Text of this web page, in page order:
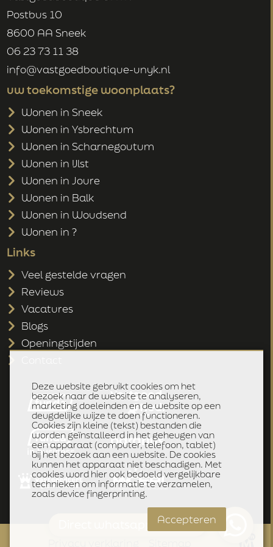
Postbus 10
8600 AA Sneek
06 23 73 11 38
info@vastgoedboutique-unyk.nl
uw toekomstige woonplaats?
Wonen in Sneek
Wonen in Ysbrechtum
Wonen in Scharnegoutum
Wonen in IJlst
Wonen in Joure
Wonen in Balk
Wonen in Woudsend
Wonen in ?
Links
Veel gestelde vragen
Reviews
Vacatures
Blogs
Openingstijden
Deze website gebruikt cookies om het
bezoek naar de website te analyseren,
marketing doeleinden en de website op een
deugdelijke wijze te doen functioneren.
Cookies zijn kleine (tekst) bestanden die
worden geïnstalleerd in het geheugen van
een apparaat (computer, telefoon, tablet)
bij het bezoek aan een website. De cookies
kunnen het apparaat niet beschadigen. Met
cookies word hier ook bedoeld vergelijkbare
technieken om informatie te verzamelen,
zoals device fingerprinting.
Accepteren
Direct whatsapp klik hier